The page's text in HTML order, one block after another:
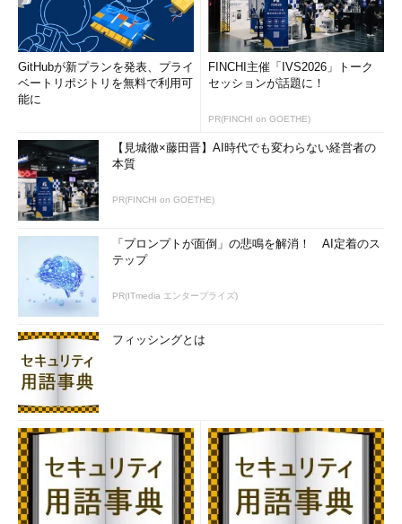
【更新履歴】
本文の最後の文において、「このような利点
から、回線交換
れている。」としていたのは、「このような利点から、パケッ
ト交換はコンピュータのネットワークで広く利用されてい
る。」の誤りでした。お詫びして訂正させていただきます。
インターネット
GitHubが新プランを発表、プライ
ベートリポジトリを無料で利用可
能に
FINCHI主催「IVS2026」トーク
セッションが話題に！
PR(FINCHI on GOETHE)
【見城徹×藤田晋】AI時代でも変わらない経営者の
本質
PR(FINCHI on GOETHE)
「プロンプトが面倒」の悲鳴を解消！ AI定着のス
テップ
PR(ITmedia エンタープライズ)
フィッシングとは